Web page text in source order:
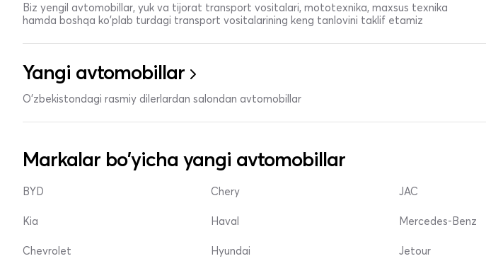
Biz yengil avtomobillar, yuk va tijorat transport vositalari, mototexnika, maxsus texnika
hamda boshqa ko'plab turdagi transport vositalarining keng tanlovini taklif etamiz
Yangi avtomobillar
O'zbekistondagi rasmiy dilerlardan salondan avtomobillar
Markalar bo'yicha yangi avtomobillar
BYD
Kia
Chevrolet
Chery
Haval
Hyundai
JAC
Mercedes-Benz
Jetour